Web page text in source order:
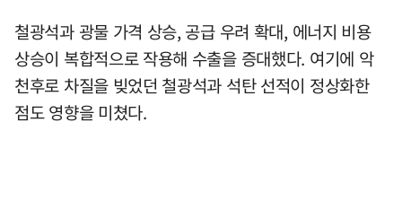
철광석과 광물 가격 상승, 공급 우려 확대, 에너지 비용
상승이 복합적으로 작용해 수출을 증대했다. 여기에 악
천후로 차질을 빚었던 철광석과 석탄 선적이 정상화한
점도 영향을 미쳤다.